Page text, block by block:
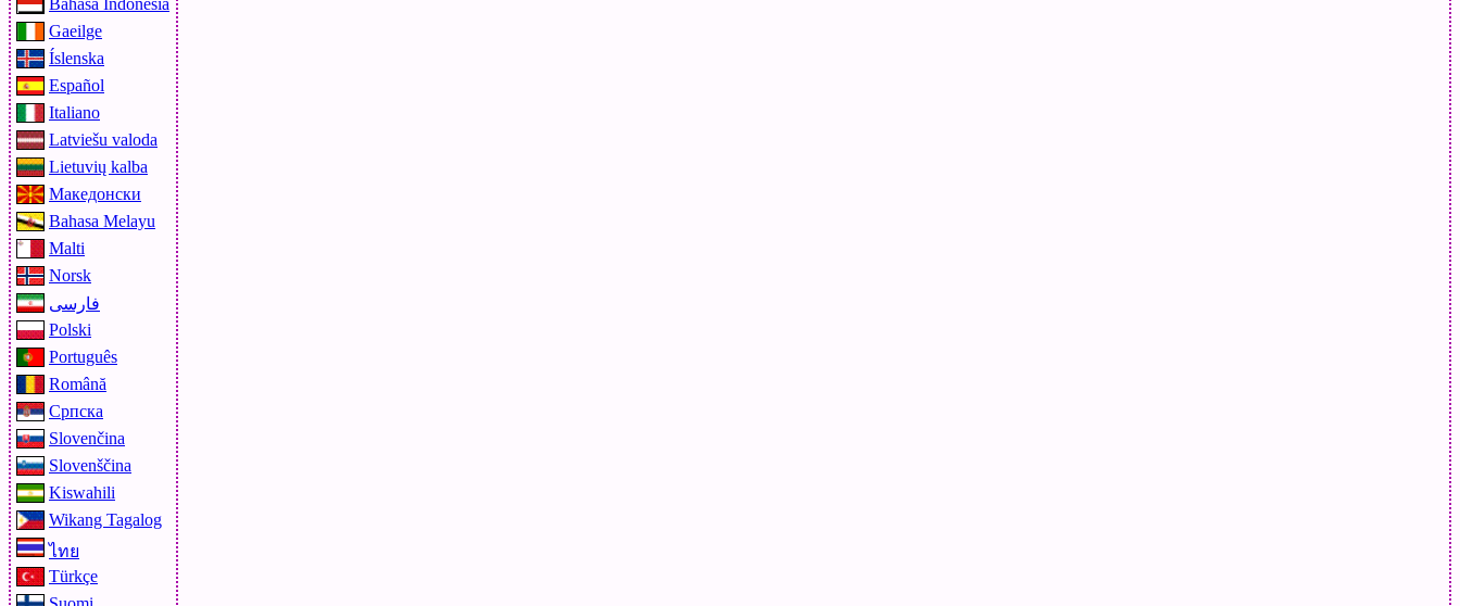
Bahasa Indonesia
Gaeilge
Íslenska
Español
Italiano
Latviešu valoda
Lietuvių kalba
Македонски
Bahasa Melayu
Malti
Norsk
فارسی
Polski
Português
Română
Српска
Slovenčina
Slovenščina
Kiswahili
Wikang Tagalog
ไทย
Türkçe